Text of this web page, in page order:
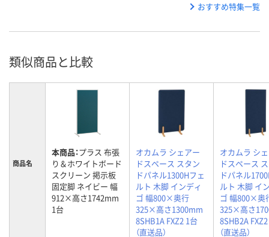
おすすめ特集一覧
類似商品と比較
商品名
本商品：プラス 布張
り＆ホワイトボード
スクリーン 掲示板
固定脚 ネイビー 幅
912×高さ1742mm
1台
オカムラ シェアー
ドスペース スタン
ドパネル1300Hフェ
ルト 木脚 インディ
ゴ 幅800×奥行
325×高さ1300mm
8SHB1A FXZ2 1台
（直送品）
オカムラ シ
ドスペース
ドパネル
ルト 木脚 イ
ゴ 幅800×奥
325×高さ
8SHB2A
（直送品）